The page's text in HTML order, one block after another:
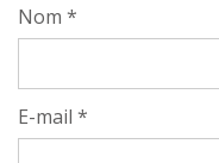
Nom *
E-mail *